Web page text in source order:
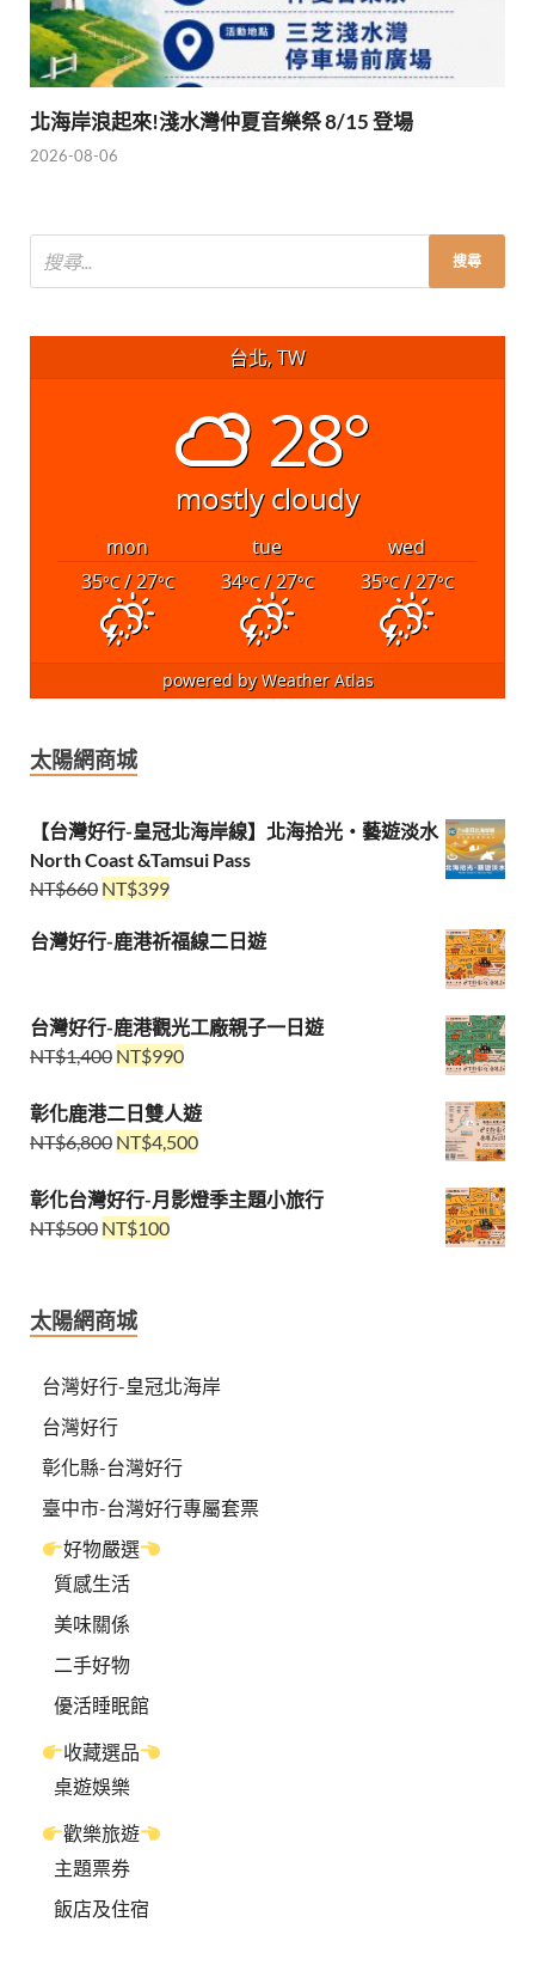
北海岸浪起來!淺水灣仲夏音樂祭 8/15 登場
2026-08-06
台北, TW
28°
mostly cloudy
mon tue
wed
35°C/ 27°C 34°C/ 27°C 35°C/ 27°C
powered byWeather Atlas
太陽網商城
【台灣好行-皇冠北海岸線】北海拾光・藝遊淡水
North Coast &Tamsui Pass
NT$660 NT$399
台灣好行-鹿港祈福線二日遊
台灣好行-鹿港觀光工廠親子一日遊
NT$1,400 NT$990
彰化鹿港二日雙人遊
NT$6,800 NT$4,500
彰化台灣好行-月影燈季主題小旅行
NT$500 NT$100
太陽網商城
台灣好行-皇冠北海岸
台灣好行
彰化縣-台灣好行
臺中市-台灣好行專屬套票
好物嚴選
質感生活
美味關係
二手好物
優活睡眠館
收藏選品
桌遊娛樂
歡樂旅遊
主題票券
飯店及住宿